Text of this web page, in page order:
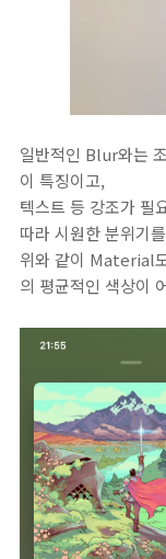
일반적인 Blur와는
이 특징이고,
텍스트 등 강조가 필
따라 시원한 분위기
위와 같이 Material
의 평균적인 색상이